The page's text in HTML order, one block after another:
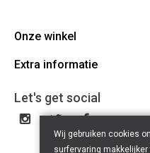
Onze winkel
Lippenslaan 12
Route
Tel: +32 50 62 83 43
BE 0464.125.105
Extra informatie
Algemene Voorwaarden
Privacy Policy
Let's get social
Wij gebruiken cookies
surfervaring makkelijker